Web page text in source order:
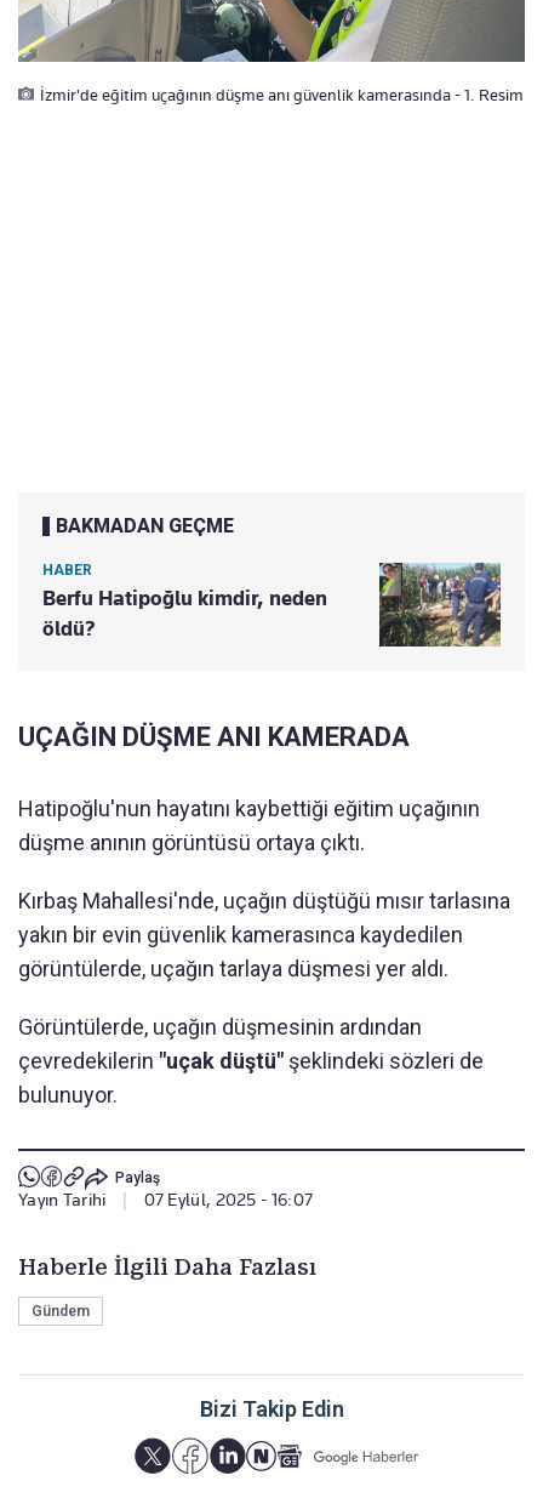
İzmir'de eğitim uçağının düşme anı güvenlik kamerasında - 1. Resim
BAKMADAN GEÇME
HABER
Berfu Hatipoğlu kimdir, neden
öldü?
UÇAĞIN DÜŞME ANI KAMERADA
Hatipoğlu'nun hayatını kaybettiği eğitim uçağının
düşme anının görüntüsü ortaya çıktı.
Kırbaş Mahallesi'nde, uçağın düştüğü mısır tarlasına
yakın bir evin güvenlik kamerasınca kaydedilen
görüntülerde, uçağın tarlaya düşmesi yer aldı.
Görüntülerde, uçağın düşmesinin ardından
çevredekilerin "uçak düştü" şeklindeki sözleri de
bulunuyor.
Paylaş
Yayın Tarihi 07 Eylül, 2025 - 16:07
Haberle İlgili Daha Fazlası
Gündem
Bizi Takip Edin